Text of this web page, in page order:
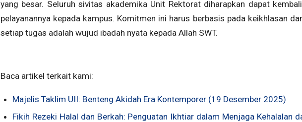
yang besar. Seluruh sivitas akademika Unit Rektorat diharapkan dapat
pelayanannya kepada kampus. Komitmen ini harus berbasis pada keikhlasan
setiap tugas adalah wujud ibadah nyata kepada Allah SWT.
Baca artikel terkait kami:
Majelis Taklim UII: Benteng Akidah Era Kontemporer (19 Desember 2025)
Fikih Rezeki Halal dan Berkah: Penguatan Ikhtiar dalam Menjaga Kehalalan